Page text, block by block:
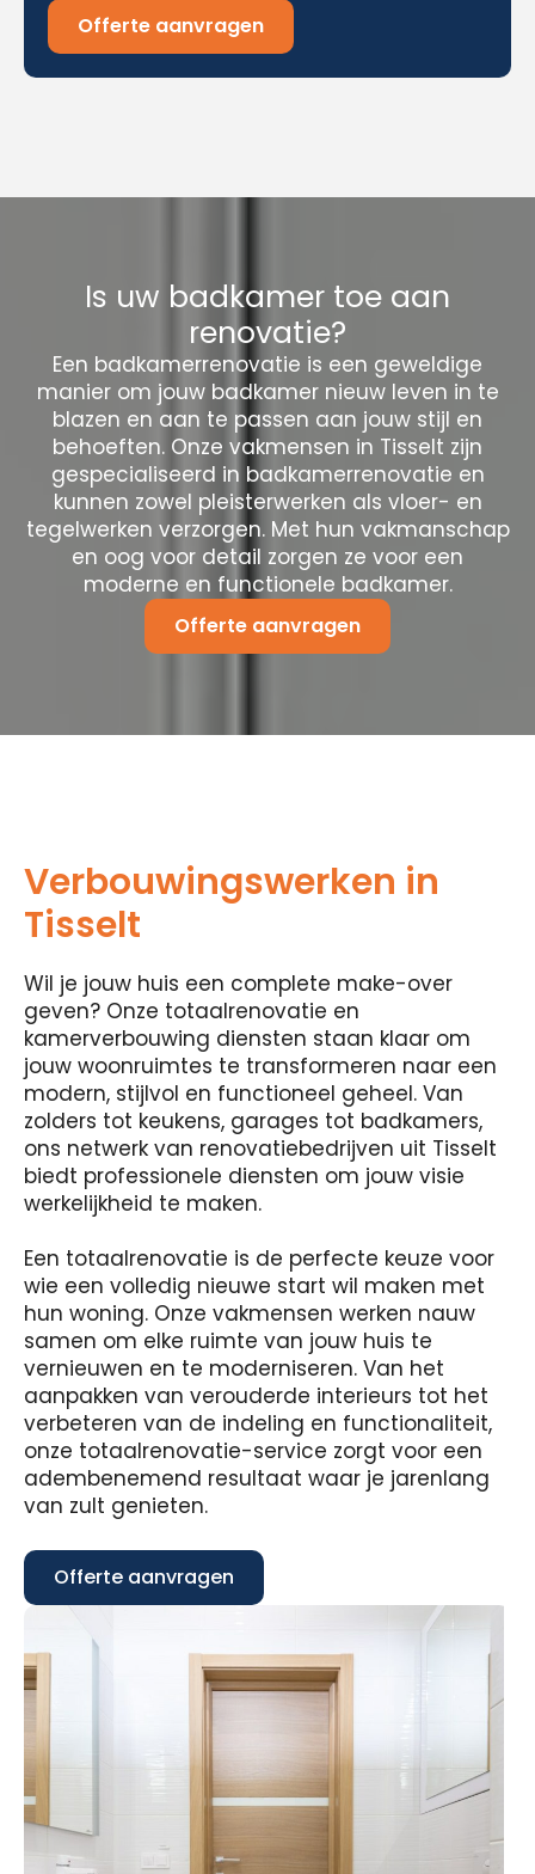
Offerte aanvragen
Is uw badkamer toe aan
renovatie?
Een badkamerrenovatie is een geweldige
manier om jouw badkamer nieuw leven in te
blazen en aan te passen aan jouw stijl en
behoeften. Onze vakmensen in Tisselt zijn
gespecialiseerd in badkamerrenovatie en
kunnen zowel pleisterwerken als vloer- en
tegelwerken verzorgen. Met hun vakmanschap
en oog voor detail zorgen ze voor een
moderne en functionele badkamer.
Offerte aanvragen
Verbouwingswerken in
Tisselt
Wil je jouw huis een complete make-over
geven? Onze totaalrenovatie en
kamerverbouwing diensten staan ​​klaar om
jouw woonruimtes te transformeren naar een
modern, stijlvol en functioneel geheel. Van
zolders tot keukens, garages tot badkamers,
ons netwerk van renovatiebedrijven uit Tisselt
biedt professionele diensten om jouw visie
werkelijkheid te maken.
Een totaalrenovatie is de perfecte keuze voor
wie een volledig nieuwe start wil maken met
hun woning. Onze vakmensen werken nauw
samen om elke ruimte van jouw huis te
vernieuwen en te moderniseren. Van het
aanpakken van verouderde interieurs tot het
verbeteren van de indeling en functionaliteit,
onze totaalrenovatie-service zorgt voor een
adembenemend resultaat waar je jarenlang
van zult genieten.
Offerte aanvragen